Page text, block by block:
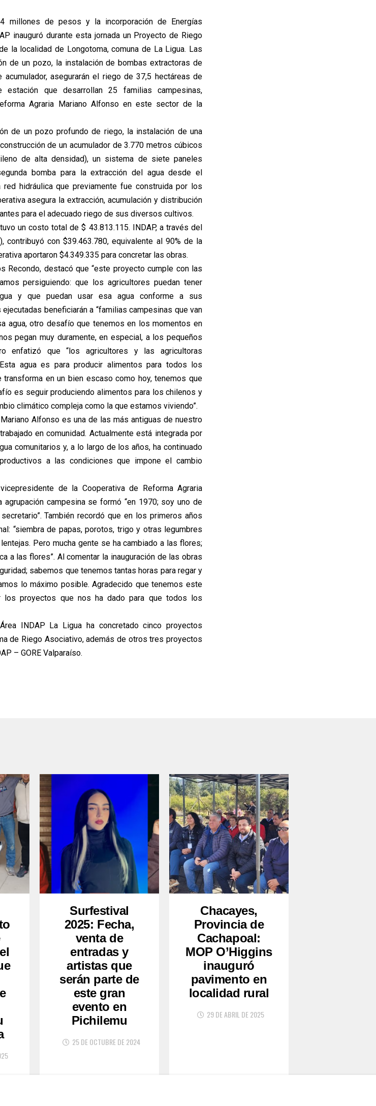
millones de pesos y la incorporación de Energías
inauguró durante esta jornada un Proyecto de Riego
la localidad de Longotoma, comuna de La Ligua. Las
de un pozo, la instalación de bombas extractoras de
asegurarán el riego de 37,5 hectáreas de
que desarrollan 25 familias campesinas,
Agraria Mariano Alfonso en este sector de la
de un pozo profundo de riego, la instalación de una
de un acumulador de 3.770 metros cúbicos
de alta densidad), un sistema de siete paneles
bomba para la extracción del agua desde el
hidráulica que previamente fue construida por los
asegura la extracción, acumulación y distribución
para el adecuado riego de sus diversos cultivos.
un costo total de $ 43.813.115. INDAP, a través del
contribuyó con $39.463.780, equivalente al 90% de la
aportaron $4.349.335 para concretar las obras.
Recondo, destacó que “este proyecto cumple con las
persiguiendo: que los agricultores puedan tener
y que puedan usar esa agua conforme a sus
beneficiarán a “familias campesinas que van
agua, otro desafío que tenemos en los momentos en
pegan muy duramente, en especial, a los pequeños
enfatizó que “los agricultores y las agricultoras
agua es para producir alimentos para todos los
en un bien escaso como hoy, tenemos que
es seguir produciendo alimentos para los chilenos y
climático compleja como la que estamos viviendo”.
Alfonso es una de las más antiguas de nuestro
en comunidad. Actualmente está integrada por
comunitarios y, a lo largo de los años, ha continuado
a las condiciones que impone el cambio
de la Cooperativa de Reforma Agraria
campesina se formó “en 1970; soy uno de
También recordó que en los primeros años
“siembra de papas, porotos, trigo y otras legumbres
Pero mucha gente se ha cambiado a las flores;
a las flores”. Al comentar la inauguración de las obras
sabemos que tenemos tantas horas para regar y
lo máximo posible. Agradecido que tenemos este
los proyectos que nos ha dado para que todos los
INDAP La Ligua ha concretado cinco proyectos
de Riego Asociativo, además de otros tres proyectos
– GORE Valparaíso.
Surfestival
2025: Fecha,
venta de
entradas y
artistas que
serán parte de
este gran
evento en
Pichilemu
25 DE OCTUBRE DE 2024
Chacayes,
Provincia de
Cachapoal:
MOP O’Higgins
inauguró
pavimento en
localidad rural
29 DE ABRIL DE 2025